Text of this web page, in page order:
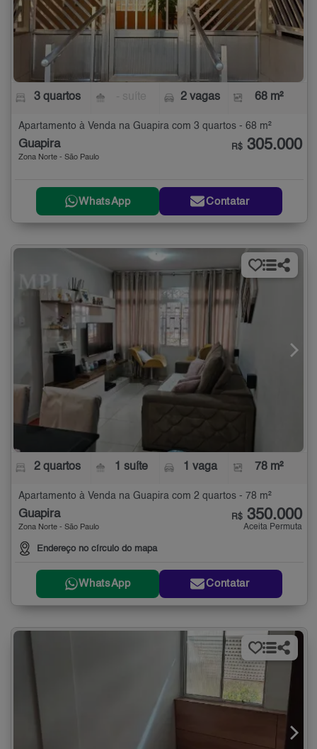
3 quartos 2 vagas 68 m²
Apartamento à Venda na Guapira com 3 quartos - 68 m²
Guapira
Zona Norte - São Paulo
R$ 305.000
WhatsApp Contatar
2 quartos 1 suíte 1 vaga 78 m²
Apartamento à Venda na Guapira com 2 quartos - 78 m²
Guapira
Zona Norte - São Paulo
Endereço no círculo do mapa
R$ 350.000
Aceita Permuta
WhatsApp Contatar